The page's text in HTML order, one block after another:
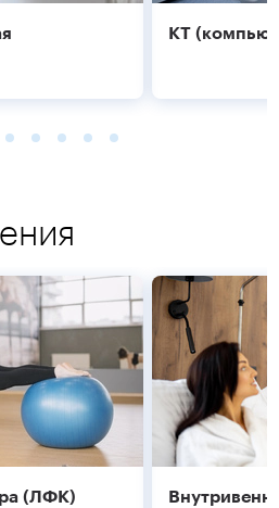
КТ
Подробнее
(ЛФК)